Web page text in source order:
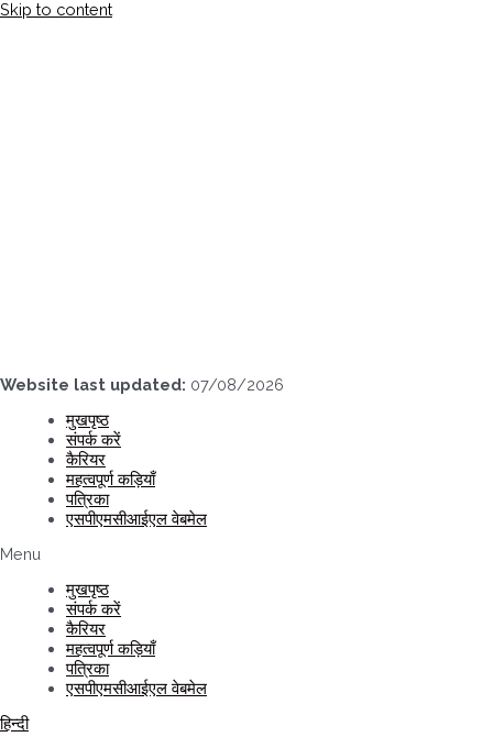
Skip to content
Website last updated: 07/08/2026
मुखपृष्ठ
संपर्क करें
कैरियर
महत्वपूर्ण कड़ियाँ
पत्रिका
एसपीएमसीआईएल वेबमेल
Menu
मुखपृष्ठ
संपर्क करें
कैरियर
महत्वपूर्ण कड़ियाँ
पत्रिका
एसपीएमसीआईएल वेबमेल
हिन्दी